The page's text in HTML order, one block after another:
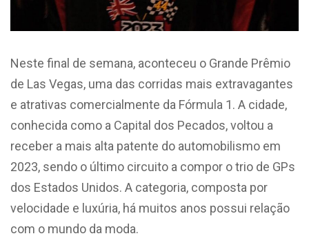
Neste final de semana, aconteceu o Grande Prêmio
de Las Vegas, uma das corridas mais extravagantes
e atrativas comercialmente da Fórmula 1. A cidade,
conhecida como a Capital dos Pecados, voltou a
receber a mais alta patente do automobilismo em
2023, sendo o último circuito a compor o trio de GPs
dos Estados Unidos. A categoria, composta por
velocidade e luxúria, há muitos anos possui relação
com o mundo da moda.